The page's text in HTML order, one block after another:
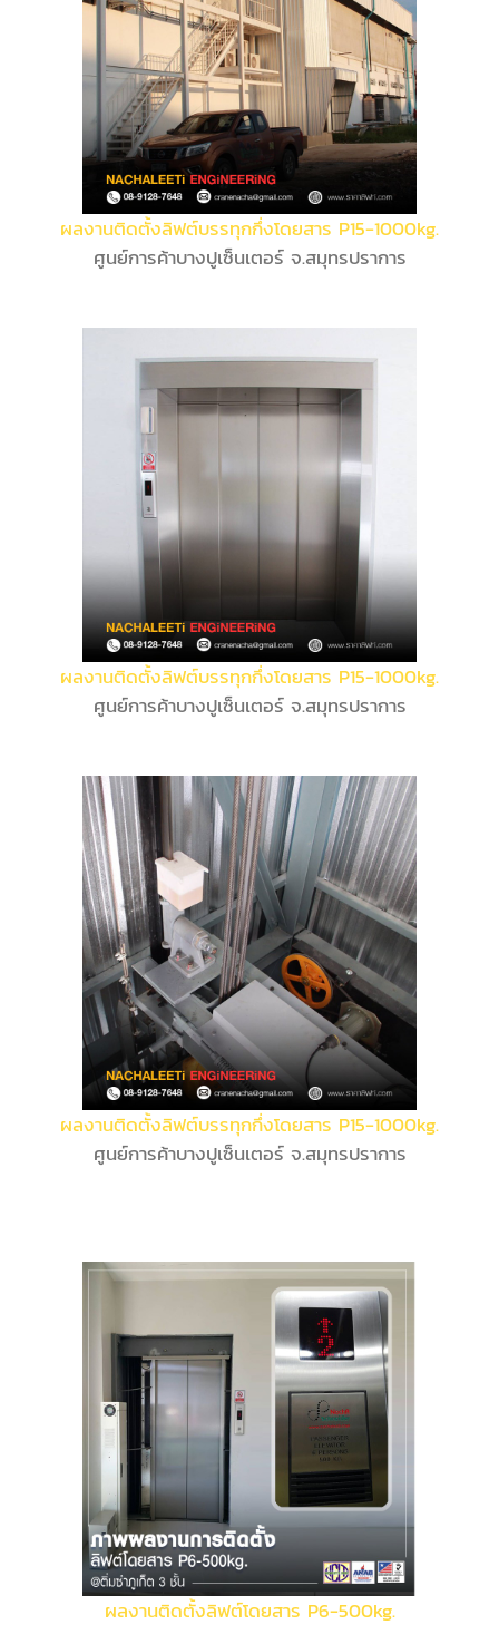
ผลงานติดตั้งลิฟต์บรรทุกกึ่งโดยสาร P15-1000kg.
ศูนย์การค้าบางปูเซ็นเตอร์ จ.สมุทรปราการ
ผลงานติดตั้งลิฟต์บรรทุกกึ่งโดยสาร P15-1000kg.
ศูนย์การค้าบางปูเซ็นเตอร์ จ.สมุทรปราการ
ผลงานติดตั้งลิฟต์บรรทุกกึ่งโดยสาร P15-1000kg.
ศูนย์การค้าบางปูเซ็นเตอร์ จ.สมุทรปราการ
ผลงานติดตั้งลิฟต์โดยสาร P6-500kg.